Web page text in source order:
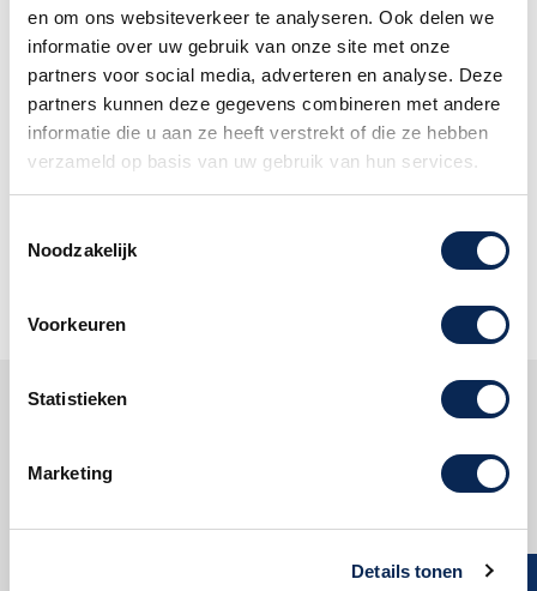
en om ons websiteverkeer te analyseren. Ook delen we
informatie over uw gebruik van onze site met onze
partners voor social media, adverteren en analyse. Deze
partners kunnen deze gegevens combineren met andere
informatie die u aan ze heeft verstrekt of die ze hebben
verzameld op basis van uw gebruik van hun services.
Noodzakelijk
Voorkeuren
Statistieken
Marketing
Details tonen
Terug naar boven
Volg ons:
Mis geen enkele aanbieding en